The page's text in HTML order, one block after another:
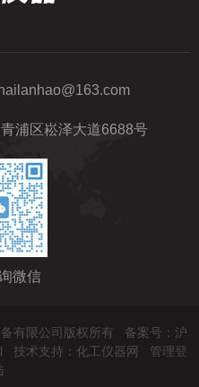
浦区崧泽大道6688号
微信
有限公司版权所有 备案号：沪
技术支持： 化工仪器网
管理登